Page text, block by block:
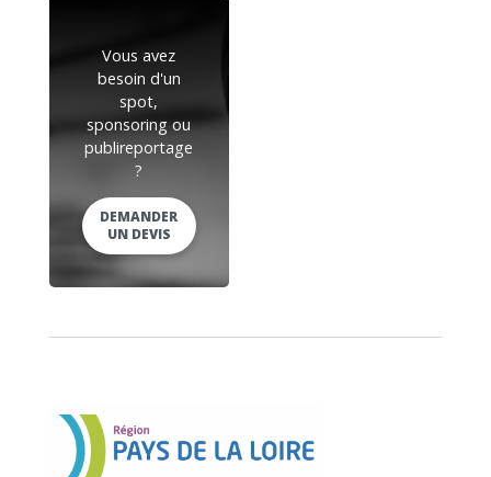
Vous avez
besoin d'un
spot,
sponsoring ou
publireportage
?
DEMANDER
UN DEVIS